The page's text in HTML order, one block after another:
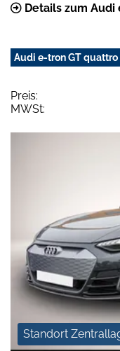
Details zum
Audi e-tron GT quattro
Preis:
MWSt:
Standort